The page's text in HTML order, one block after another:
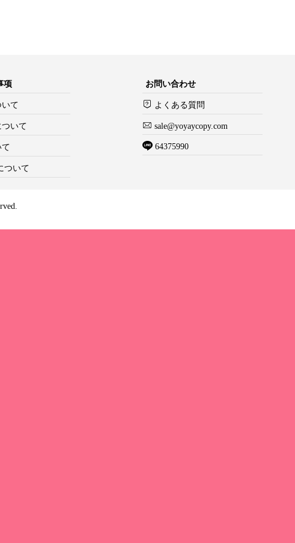
项
て
いて
ついて
お問い合わせ
よくある質問
sale@yoyaycopy.com
64375990